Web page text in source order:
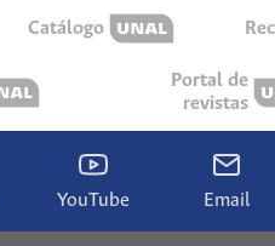
Catálogo
Portal de
revistas
YouTube Email